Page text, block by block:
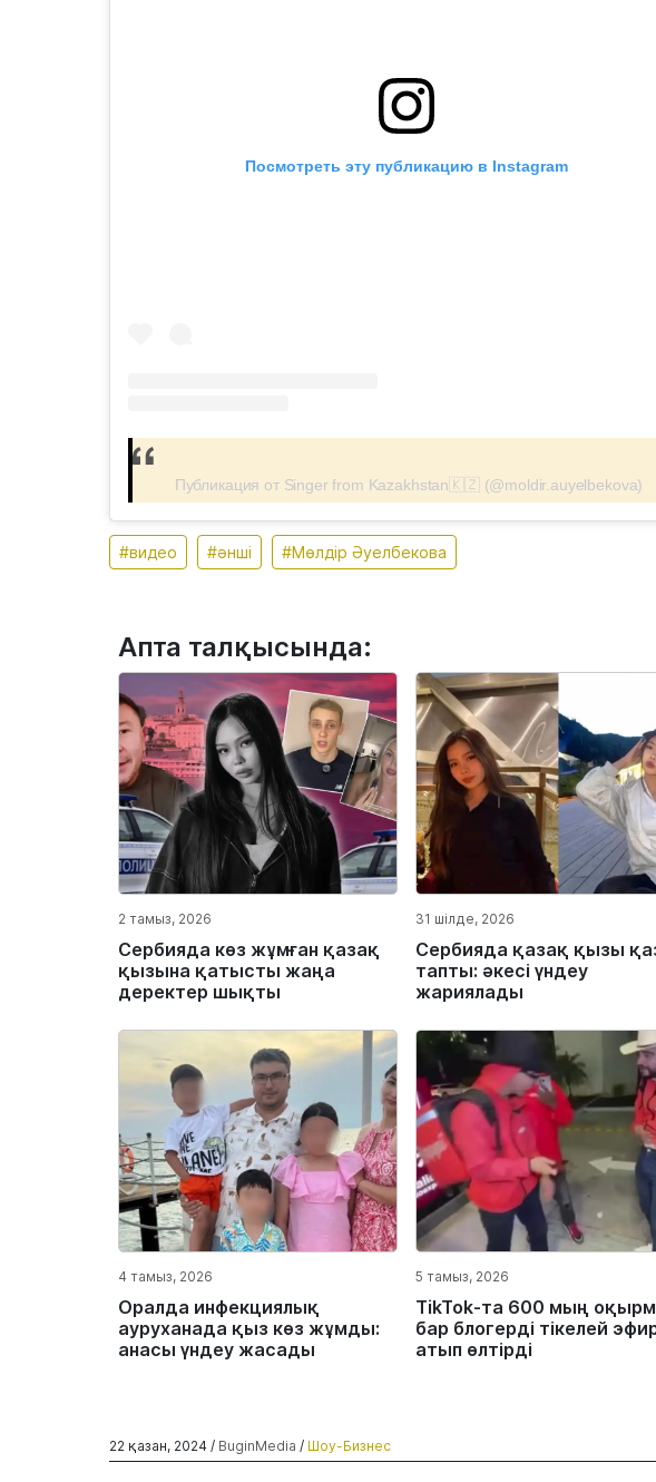
Посмотреть эту публикацию в Instagram
Публикация от Singer from Kazakhstan🇰🇿 (@moldir.auyelbekova)
#видео #әнші #Мөлдір Әуелбекова
Апта талқысында:
2 тамыз, 2026
Сербияда көз жұмған қазақ
қызына қатысты жаңа
деректер шықты
31 шілде, 2026
Сербияда қазақ қызы
тапты: әкесі үндеу
жариялады
4 тамыз, 2026
Оралда инфекциялық
ауруханада қыз көз жұмды:
анасы үндеу жасады
5 тамыз, 2026
TikTok-та 600 мың
бар блогерді тікелей
атып өлтірді
22 қазан, 2024 / BuginMedia / Шоу-Бизнес